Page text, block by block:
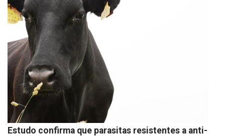
Estudo confirma que parasitas resistentes a anti-